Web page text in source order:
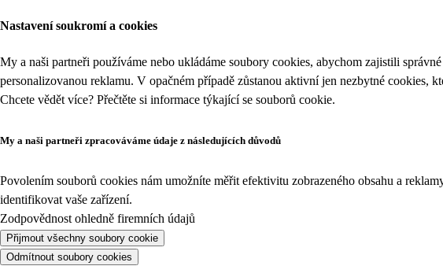
Nastavení soukromí a cookies
My a naši partneři používáme nebo ukládáme soubory cookies, abychom zajistili
personalizovanou reklamu. V opačném případě zůstanou aktivní jen nezbytné
Chcete vědět více? Přečtěte si informace týkající se souborů cookie.
My a naši partneři zpracováváme údaje z následujících důvodů
Povolením souborů cookies nám umožníte měřit efektivitu zobrazeného obsahu a
identifikovat vaše zařízení.
Zodpovědnost ohledně firemních údajů
Přijmout všechny soubory cookie
Odmítnout soubory cookies